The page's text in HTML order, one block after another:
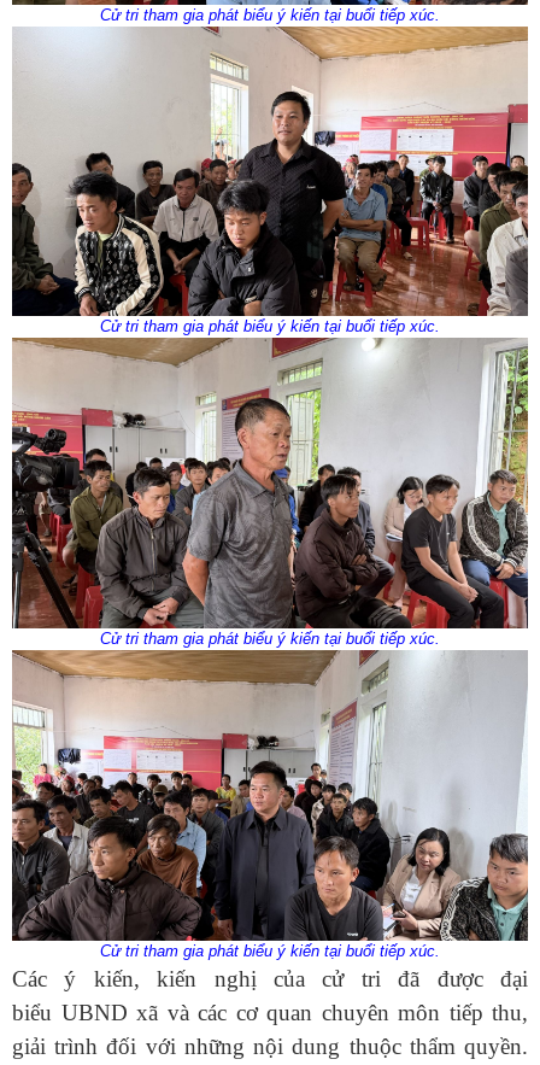
Cử tri tham gia phát biểu ý kiến tại buổi tiếp xúc.
Cử tri tham gia phát biểu ý kiến tại buổi tiếp xúc.
Cử tri tham gia phát biểu ý kiến tại buổi tiếp xúc.
Cử tri tham gia phát biểu ý kiến tại buổi tiếp xúc.
Các ý kiến, kiến nghị của cử tri đã được đại
biểu UBND xã và các cơ quan chuyên môn tiếp thu,
giải trình đối với những nội dung thuộc thẩm quyền.